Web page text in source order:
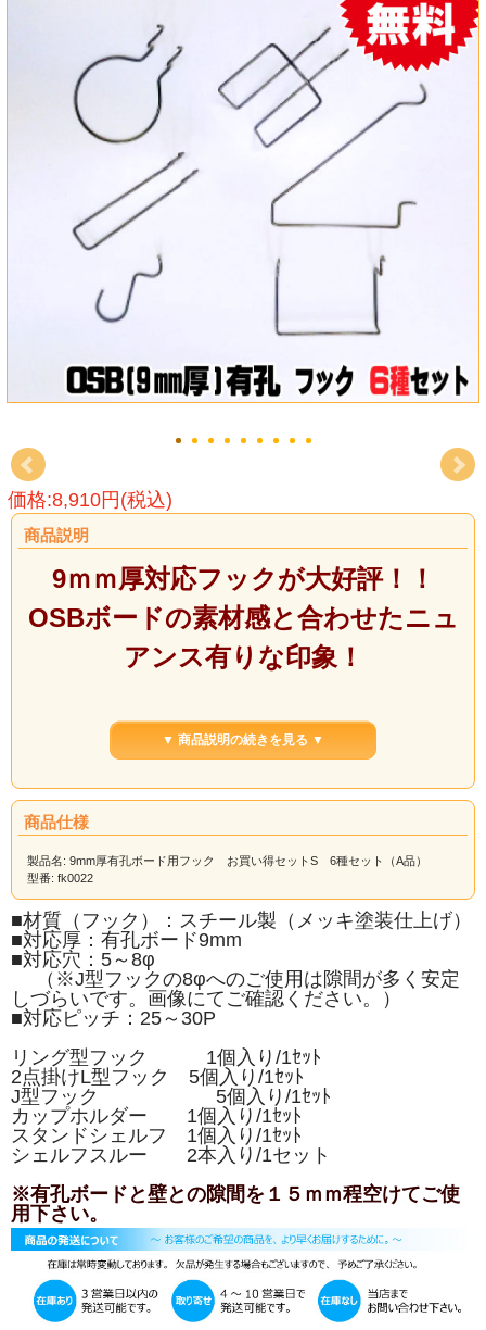
価格:8,910円(税込)
商品説明
9ｍｍ厚対応フックが大好評！！
OSBボードの素材感と合わせたニュ
アンス有りな印象！
9ｍｍ厚ラワン有孔ボードにもぴっ
リング型フック×1個 2点掛けL型フ
ック×5個 J型フック×5個
カップホルダー×1個 スタンドシェ
ルフ×1個
シェルフスルー×1セットをセットに
しました。
お買い得にご利用いただけます。
▼ 商品説明の続きを見る ▼
商品仕様
製品名: 9mm厚有孔ボード用フック お買い得セットS 6種セット（A品）
型番: fk0022
■材質（フック）：スチール製（メッキ塗装仕上げ）
■対応厚：有孔ボード9mm
■対応穴：5～8φ
（※J型フックの8φへのご使用は隙間が多く安定
しづらいです。画像にてご確認ください。）
■対応ピッチ：25～30P
リング型フック 1個入り/1ｾｯﾄ
2点掛けL型フック 5個入り/1ｾｯﾄ
J型フック 5個入り/1ｾｯﾄ
カップホルダー 1個入り/1ｾｯﾄ
スタンドシェルフ 1個入り/1ｾｯﾄ
シェルフスルー 2本入り/1セット
※有孔ボードと壁との隙間を１５ｍｍ程空けてご使
用下さい。